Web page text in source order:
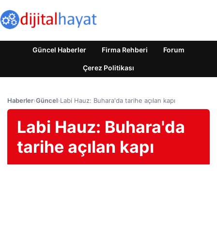
Güncel Haberler Firma Rehberi Forum
Çerez Politikası
Haberler›Güncel›Labi Hauz: Buhara'da tarihe açılan kapı
Labi Hauz: Buhara'da
tarihe açılan kapı